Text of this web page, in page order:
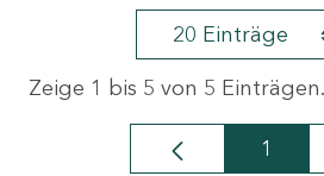
20 Einträge
Zeige 1 bis 5 von 5 Einträgen.
Seite
1